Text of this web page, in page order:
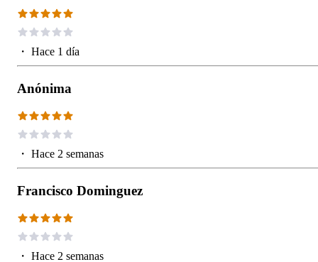
・ Hace 1 día
Anónima
・ Hace 2 semanas
Francisco Dominguez
・ Hace 2 semanas